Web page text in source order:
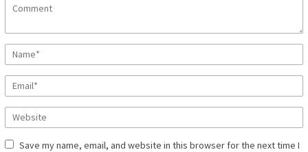
Save my name, email, and website in this browser for the next time I